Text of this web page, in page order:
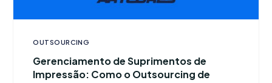
OUTSOURCING
Gerenciamento de Suprimentos de
Impressão: Como o Outsourcing de